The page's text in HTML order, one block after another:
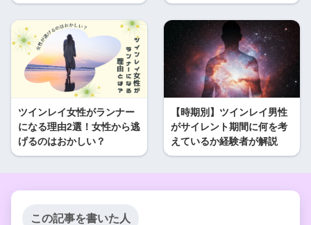
ツインレイ女性がランナー
になる理由2選！女性から逃
げるのはおかしい？
【時期別】ツインレイ男性
がサイレント期間に何を考
えているか経験者が解説
この記事を書いた人